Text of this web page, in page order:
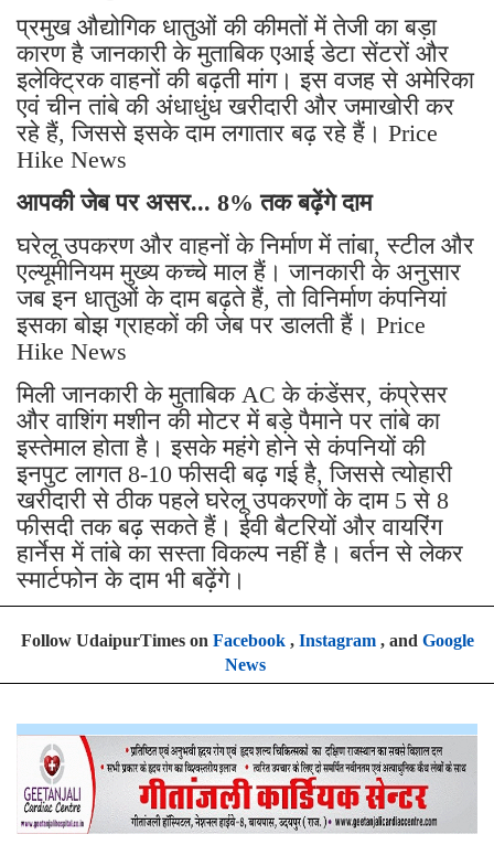
प्रमुख औद्योगिक धातुओं की कीमतों में तेजी का बड़ा
कारण है जानकारी के मुताबिक एआई डेटा सेंटरों और
इलेक्ट्रिक वाहनों की बढ़ती मांग। इस वजह से अमेरिका
एवं चीन तांबे की अंधाधुंध खरीदारी और जमाखोरी कर
रहे हैं, जिससे इसके दाम लगातार बढ़ रहे हैं। Price
Hike News
आपकी जेब पर असर... 8% तक बढ़ेंगे दाम
घरेलू उपकरण और वाहनों के निर्माण में तांबा, स्टील और
एल्यूमीनियम मुख्य कच्चे माल हैं। जानकारी के अनुसार
जब इन धातुओं के दाम बढ़ते हैं, तो विनिर्माण कंपनियां
इसका बोझ ग्राहकों की जेब पर डालती हैं। Price
Hike News
मिली जानकारी के मुताबिक AC के कंडेंसर, कंप्रेसर
और वाशिंग मशीन की मोटर में बड़े पैमाने पर तांबे का
इस्तेमाल होता है। इसके महंगे होने से कंपनियों की
इनपुट लागत 8-10 फीसदी बढ़ गई है, जिससे त्योहारी
खरीदारी से ठीक पहले घरेलू उपकरणों के दाम 5 से 8
फीसदी तक बढ़ सकते हैं। ईवी बैटरियों और वायरिंग
हार्नेस में तांबे का सस्ता विकल्प नहीं है। बर्तन से लेकर
स्मार्टफोन के दाम भी बढ़ेंगे।
Follow UdaipurTimes on Facebook, Instagram, and Google
News